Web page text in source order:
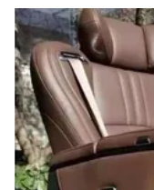
Motor
Overdragen
Grillbeschermers
Spoilers
autovertrekken